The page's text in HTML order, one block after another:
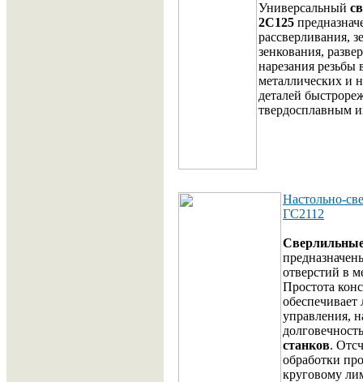
Универсальный
2С125
рассверливания,
зенкования,
нарезания резьбы
металлических и
деталей
твердосплавным
Настольно-
ГС2112
отверстий в
Простота
обеспечивает
управления,
станков.
обработки
круговому